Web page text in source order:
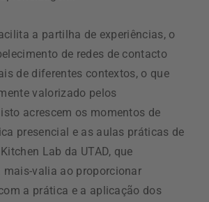
a partilha de experiências, o
de redes de contacto
de diferentes contextos, o que
valorizado pelos
acrescem os momentos de
presencial e as aulas práticas de
Lab da UTAD, que
valia ao proporcionar
a prática e a aplicação dos